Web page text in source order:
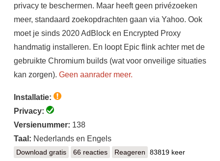
privacy te beschermen. Maar heeft geen privézoeken
meer, standaard zoekopdrachten gaan via Yahoo. Ook
moet je sinds 2020 AdBlock en Encrypted Proxy
handmatig installeren. En loopt Epic flink achter met de
gebruikte Chromium builds (wat voor onveilige situaties
kan zorgen). Geen aanrader meer.
Installatie:
Privacy:
Versienummer: 138
Taal: Nederlands en Engels
Download gratisEpic Privacy Browser
66 reacties Reageren
83819 keer